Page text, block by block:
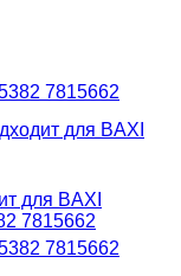
для BAXI
7815662